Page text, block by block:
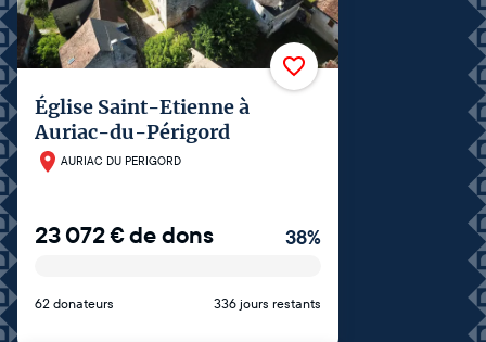
Église Saint-Etienne à
Auriac-du-Périgord
AURIAC DU PERIGORD
23 072€de dons 38%
62 donateurs 336 jours restants